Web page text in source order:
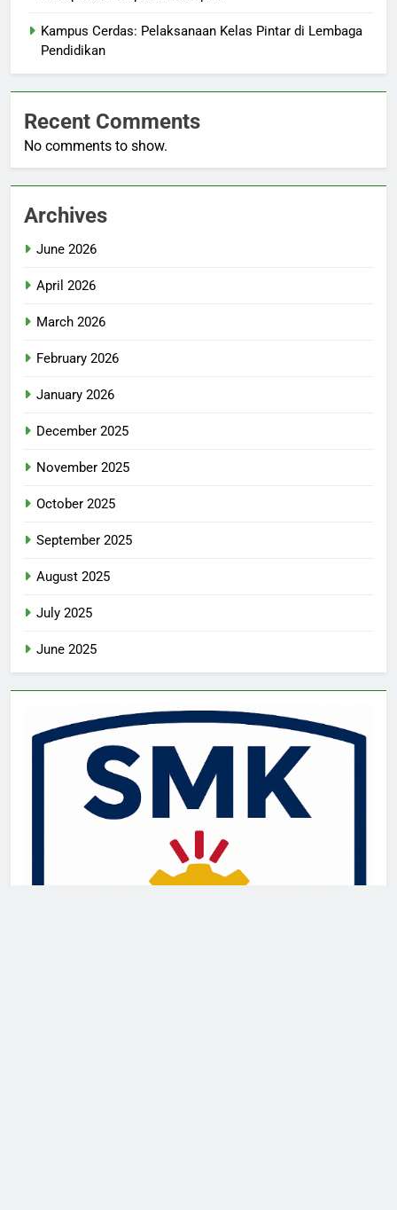
Kampus Cerdas: Pelaksanaan Kelas Pintar di Lembaga
Pendidikan
Recent Comments
No comments to show.
Archives
June 2026
April 2026
March 2026
February 2026
January 2026
December 2025
November 2025
October 2025
September 2025
August 2025
July 2025
June 2025